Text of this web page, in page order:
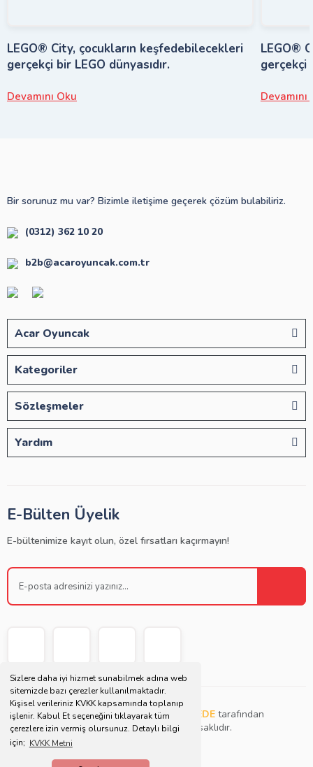
Sizlere daha iyi hizmet sunabilmek adına web
sitemizde bazı çerezler kullanılmaktadır.
Kişisel verileriniz KVKK kapsamında toplanıp
işlenir. Kabul Et seçeneğini tıklayarak tüm
çerezlere izin vermiş olursunuz. Detaylı bilgi
için; KVKK Metni
LEGO® City, çocukların keşfedebilecekleri
gerçekçi bir LEGO dünyasıdır.
Devamını Oku
LEGO®
gerçekçi
Devamını
Bir sorunuz mu var? Bizimle iletişime geçerek çözüm bulabiliriz.
(0312) 362 10 20
b2b@acaroyuncak.com.tr
Acar Oyuncak
Kategoriler
Sözleşmeler
Yardım
E-Bülten Üyelik
E-bültenimize kayıt olun, özel fırsatları kaçırmayın!
Copyright © 2021 | Bu websitesiMüjdat DEDE tarafından
tasarlanmış ve düzenlenmiştir. Tüm hakları saklıdır.